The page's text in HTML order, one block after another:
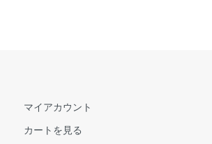
マイアカウント
カートを見る